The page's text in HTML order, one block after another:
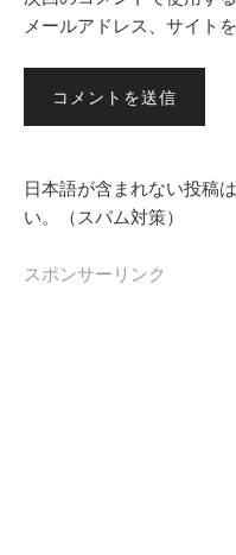
メールアドレス、サイトを
日本語が含まれない投稿
い。（スパム対策）
スポンサーリンク